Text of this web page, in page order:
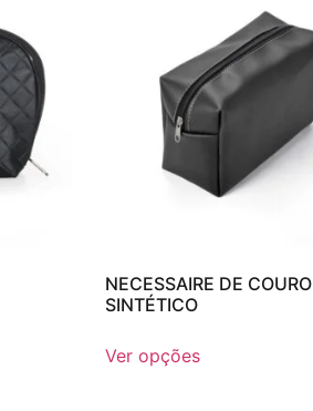
NECESSAIRE DE COURO
SINTÉTICO
Ver opções